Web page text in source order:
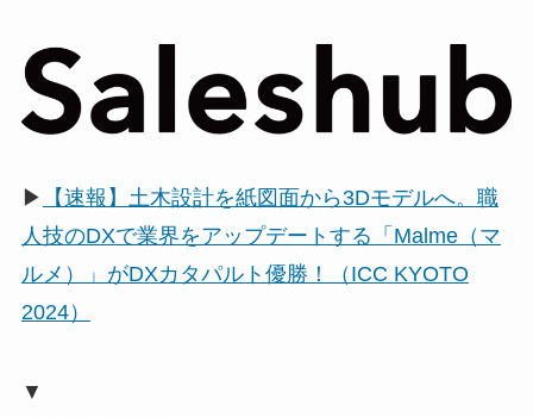
▶
【速報】土木設計を紙図面から3Dモデルへ。職
人技のDXで業界をアップデートする「Malme（マ
ルメ）」がDXカタパルト優勝！（ICC KYOTO
2024）
▼